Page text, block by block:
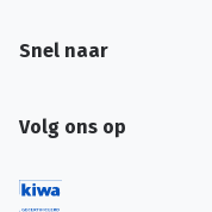
Snel naar
Volg ons op